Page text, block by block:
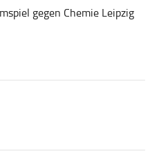
gegen Chemie Leipzig